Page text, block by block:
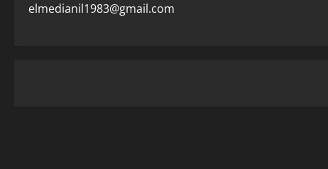
elmedianil1983@gmail.com